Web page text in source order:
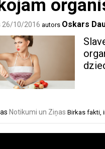
26/10/2016 autors Oskars
Notikumi un Ziņas Birkas fakti